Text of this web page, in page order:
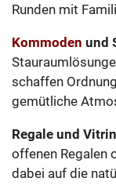
Runden mit
Kommoden und
schaffen
gemütliche
Regale und
offenen Regalen
dabei auf die